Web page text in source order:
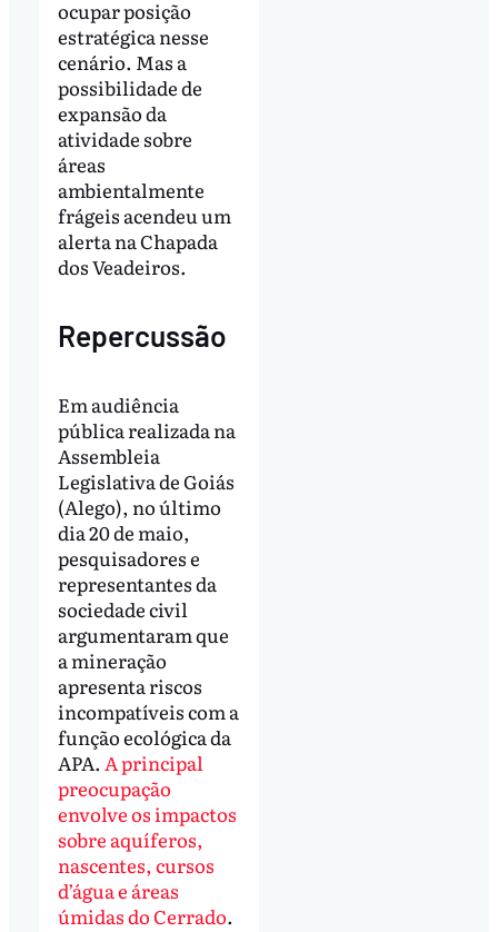
ocupar posição
estratégica nesse
cenário. Mas a
possibilidade de
expansão da
atividade sobre
áreas
ambientalmente
frágeis acendeu um
alerta na Chapada
dos Veadeiros.
Repercussão
Em audiência
pública realizada na
Assembleia
Legislativa de Goiás
(Alego), no último
dia 20 de maio,
pesquisadores e
representantes da
sociedade civil
argumentaram que
a mineração
apresenta riscos
incompatíveis com a
função ecológica da
APA. A principal
preocupação
envolve os impactos
sobre aquíferos,
nascentes, cursos
d’água e áreas
úmidas do Cerrado.